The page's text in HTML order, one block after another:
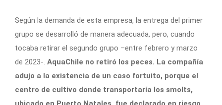
Según la demanda de esta empresa, la entrega del primer
grupo se desarrolló de manera adecuada, pero, cuando
tocaba retirar el segundo grupo –entre febrero y marzo
de 2023-. AquaChile no retiró los peces. La compañía
adujo a la existencia de un caso fortuito, porque el
centro de cultivo donde transportaría los smolts,